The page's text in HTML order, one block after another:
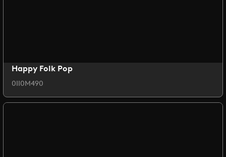
Happy Folk Pop
0II0M490